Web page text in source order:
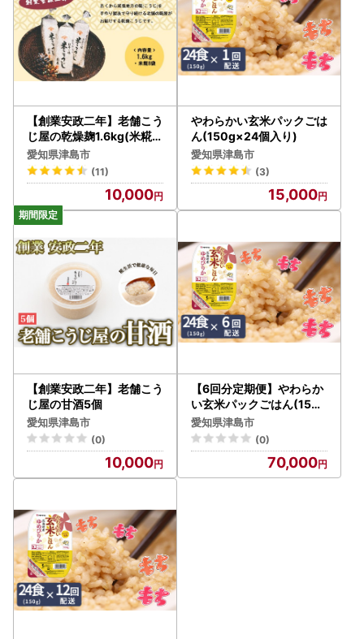
【創業安政二年】老舗こう
じ屋の乾燥麹1.6kg(米糀8
袋)
愛知県津島市
(11)
10,000
やわらかい玄米パックごは
ん(150g×24個入り)
愛知県津島市
(3)
15,000
【創業安政二年】老舗こう
じ屋の甘酒5個
愛知県津島市
(0)
10,000
【6回分定期便】やわらか
い玄米パックごはん(150g
×24個入り×6回配送)
愛知県津島市
(0)
70,000